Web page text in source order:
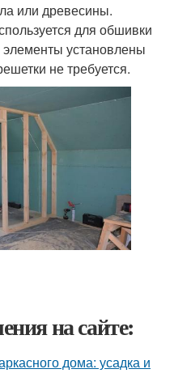
или древесины.
для обшивки
элементы установлены
не требуется.
на сайте:
дома: усадка и